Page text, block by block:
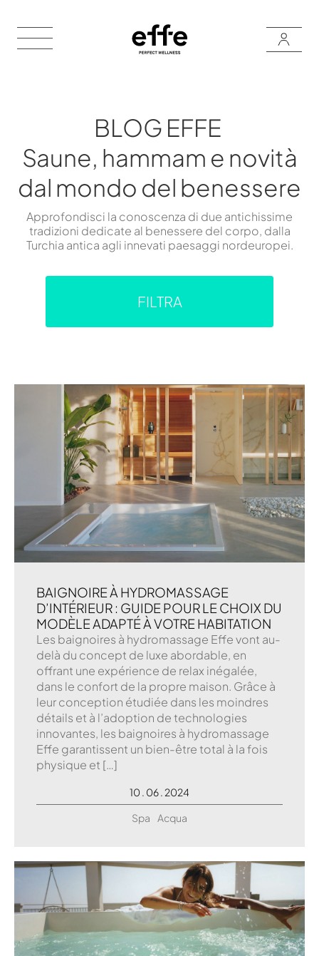
BLOG EFFE
Saune, hammam e novità
dal mondo del benessere
Approfondisci la conoscenza di due antichissime
tradizioni dedicate al benessere del corpo, dalla
Turchia antica agli innevati paesaggi nordeuropei.
FILTRA
BAIGNOIRE À HYDROMASSAGE
D’INTÉRIEUR : GUIDE POUR LE CHOIX DU
MODÈLE ADAPTÉ À VOTRE HABITATION
Les baignoires à hydromassage Effe vont au-
delà du concept de luxe abordable, en
offrant une expérience de relax inégalée,
dans le confort de la propre maison. Grâce à
leur conception étudiée dans les moindres
détails et à l’adoption de technologies
innovantes, les baignoires à hydromassage
Effe garantissent un bien-être total à la fois
physique et […]
10 . 06 . 2024
Spa
Acqua